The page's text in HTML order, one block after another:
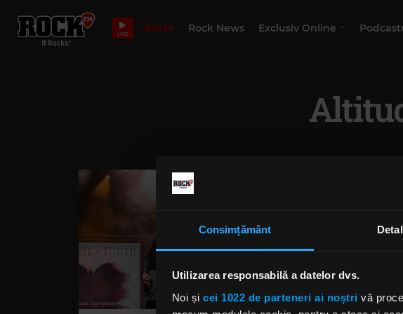
Consimțământ
Utilizarea responsabilă a datelor dvs.
Noi și cei 1022 de parteneri ai noștri vă
LIVE Bilete Rock News Exclusiv Online